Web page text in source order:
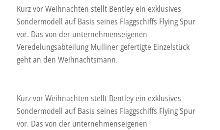
Kurz vor Weihnachten stellt Bentley ein exklusives
Sondermodell auf Basis seines Flaggschiffs Flying Spur
vor. Das von der unternehmenseigenen
Veredelungsabteilung Mulliner gefertigte Einzelstück
geht an den Weihnachtsmann.
Kurz vor Weihnachten stellt Bentley ein exklusives
Sondermodell auf Basis seines Flaggschiffs Flying Spur
vor. Das von der unternehmenseigenen